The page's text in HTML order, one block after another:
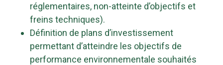
réglementaires, non-atteinte d’objectifs et
freins techniques).
Définition de plans d’investissement
permettant d’atteindre les objectifs de
performance environnementale souhaités